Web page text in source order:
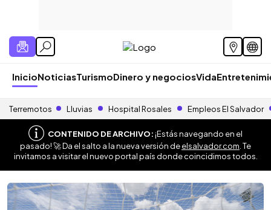
InicioNoticiasTurismoDinero y negociosVida
Terremotos Lluvias Hospital Rosales Empleos El Salvador
CONTENIDO DE ARCHIVO:¡Estás navegando en el
pasado! 🚀 Da el salto a la nueva versión deelsalvador.com . Te
invitamos a visitar el nuevo portal país donde coincidimos todos.